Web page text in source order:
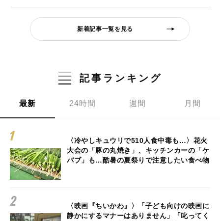
新着記事一覧を見る
記事ランキング
最新 24時間 週間 月間
〈冷やしキュウリで510人食中毒も…〉花火
大会の「豚の丸焼き」、キッチンカーの「ケ
バブ」も…酷暑の夏祭りで注意したい食べ物
〈映画『ちいかわ』〉「子ども向けの映画に
静かにするマナーはありません」「叱ってく